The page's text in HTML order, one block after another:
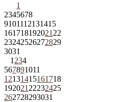
1
2345678
9101112131415
161718192021 22
23242526272829
3031
1 234
567891011
12131415161718
192021 22232425
262728293031